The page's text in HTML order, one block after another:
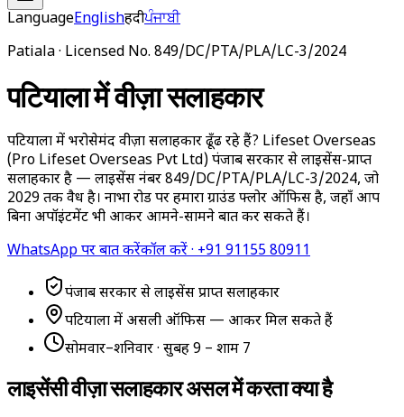
LanguageEnglishहिंदीਪੰਜਾਬੀ
Patiala · Licensed No. 849/DC/PTA/PLA/LC-3/2024
पटियाला में वीज़ा सलाहकार
पटियाला में भरोसेमंद वीज़ा सलाहकार ढूँढ रहे हैं? Lifeset Overseas
(Pro Lifeset Overseas Pvt Ltd) पंजाब सरकार से लाइसेंस-प्राप्त
सलाहकार है — लाइसेंस नंबर 849/DC/PTA/PLA/LC-3/2024, जो
2029 तक वैध है। नाभा रोड पर हमारा ग्राउंड फ्लोर ऑफिस है, जहाँ आप
बिना अपॉइंटमेंट भी आकर आमने-सामने बात कर सकते हैं।
WhatsApp पर बात करेंकॉल करें·+91 91155 80911
पंजाब सरकार से लाइसेंस प्राप्त सलाहकार
पटियाला में असली ऑफिस — आकर मिल सकते हैं
सोमवार–शनिवार · सुबह 9 – शाम 7
लाइसेंसी वीज़ा सलाहकार असल में करता क्या है